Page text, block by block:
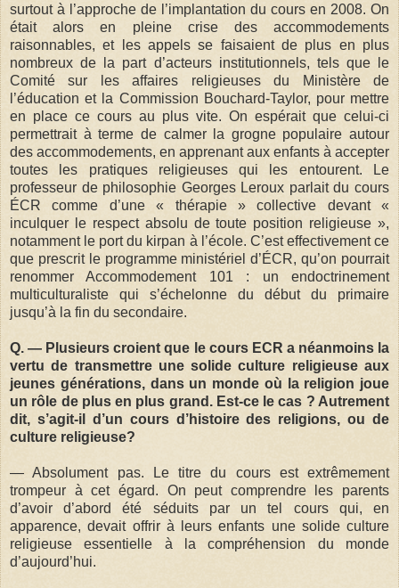
surtout à l’approche de l’implantation du cours en 2008. On
était alors en pleine crise des accommodements
raisonnables, et les appels se faisaient de plus en plus
nombreux de la part d’acteurs institutionnels, tels que le
Comité sur les affaires religieuses du Ministère de
l’éducation et la Commission Bouchard-Taylor, pour mettre
en place ce cours au plus vite. On espérait que celui-ci
permettrait à terme de calmer la grogne populaire autour
des accommodements, en apprenant aux enfants à accepter
toutes les pratiques religieuses qui les entourent. Le
professeur de philosophie Georges Leroux parlait du cours
ÉCR comme d’une « thérapie » collective devant «
inculquer le respect absolu de toute position religieuse »,
notamment le port du kirpan à l’école. C’est effectivement ce
que prescrit le programme ministériel d’ÉCR, qu’on pourrait
renommer Accommodement 101 : un endoctrinement
multiculturaliste qui s’échelonne du début du primaire
jusqu’à la fin du secondaire.
Q. — Plusieurs croient que le cours ECR a néanmoins la
vertu de transmettre une solide culture religieuse aux
jeunes générations, dans un monde où la religion joue
un rôle de plus en plus grand. Est-ce le cas ? Autrement
dit, s’agit-il d’un cours d’histoire des religions, ou de
culture religieuse?
— Absolument pas. Le titre du cours est extrêmement
trompeur à cet égard. On peut comprendre les parents
d’avoir d’abord été séduits par un tel cours qui, en
apparence, devait offrir à leurs enfants une solide culture
religieuse essentielle à la compréhension du monde
d’aujourd’hui.